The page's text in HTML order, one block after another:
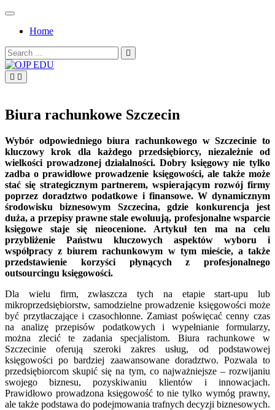
Skip
contentHome
Search
for:
Biura rachunkowe Szczecin
Wybór odpowiedniego biura rachunkowego w Szczecinie to
kluczowy krok dla każdego przedsiębiorcy, niezależnie od
wielkości prowadzonej działalności. Dobry księgowy nie tylko
zadba o prawidłowe prowadzenie księgowości, ale także może
stać się strategicznym partnerem, wspierającym rozwój firmy
poprzez doradztwo podatkowe i finansowe. W dynamicznym
środowisku biznesowym Szczecina, gdzie konkurencja jest
duża, a przepisy prawne stale ewoluują, profesjonalne wsparcie
księgowe staje się nieocenione. Artykuł ten ma na celu
przybliżenie Państwu kluczowych aspektów wyboru i
współpracy z biurem rachunkowym w tym mieście, a także
przedstawienie korzyści płynących z profesjonalnego
outsourcingu księgowości.
Dla wielu firm, zwłaszcza tych na etapie start-upu lub
mikroprzedsiębiorstw, samodzielne prowadzenie księgowości może
być przytłaczające i czasochłonne. Zamiast poświęcać cenny czas
na analizę przepisów podatkowych i wypełnianie formularzy,
można zlecić te zadania specjalistom. Biura rachunkowe w
Szczecinie oferują szeroki zakres usług, od podstawowej
księgowości po bardziej zaawansowane doradztwo. Pozwala to
przedsiębiorcom skupić się na tym, co najważniejsze – rozwijaniu
swojego biznesu, pozyskiwaniu klientów i innowacjach.
Prawidłowo prowadzona księgowość to nie tylko wymóg prawny,
ale także podstawa do podejmowania trafnych decyzji biznesowych.